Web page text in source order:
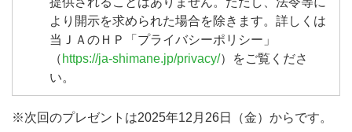
より開示を求められた場合を除きます。詳しくは
当ＪＡのＨＰ「プライバシーポリシー」
（ https://ja-shimane.jp/privacy/）をご覧くださ
い。
※次回のプレゼントは2025年12月26日（金）からです。